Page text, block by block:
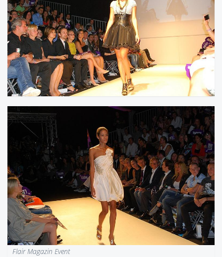
Flair Magazin Event